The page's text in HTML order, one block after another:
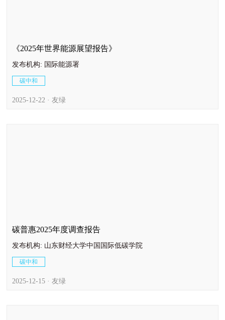
《2025年世界能源展望报告》
发布机构: 国际能源署
碳中和
2025-12-22 · 友绿
碳普惠2025年度调查报告
发布机构: 山东财经大学中国国际低碳学院
碳中和
2025-12-15 · 友绿